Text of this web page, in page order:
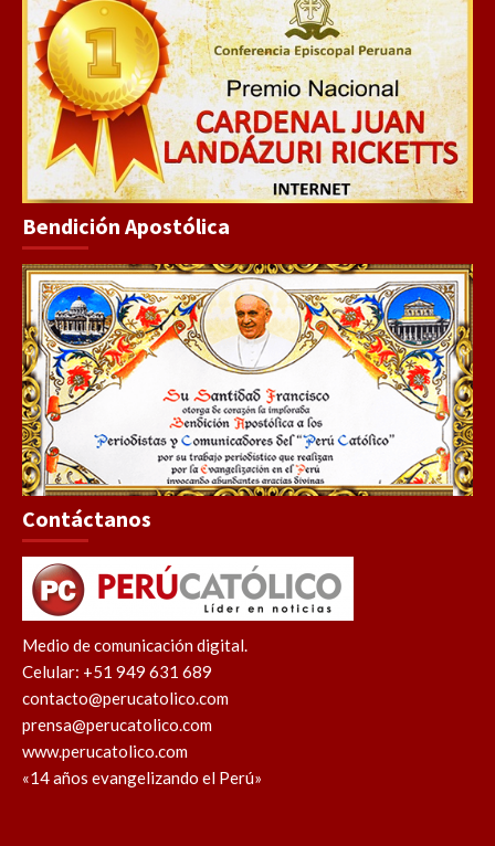
Bendición Apostólica
Contáctanos
Medio de comunicación digital.
Celular: +51 949 631 689
contacto@perucatolico.com
prensa@perucatolico.com
www.perucatolico.com
«14 años evangelizando el Perú»